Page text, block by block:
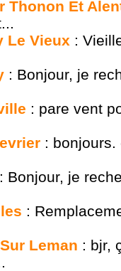
Thonon Et
Le Vieux :
: Bonjour, je
: pare vent
:
: Bonjour, je
:
Leman : bjr,